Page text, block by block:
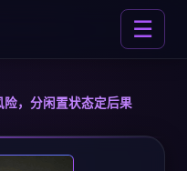
☰
，分闲置状态定后果